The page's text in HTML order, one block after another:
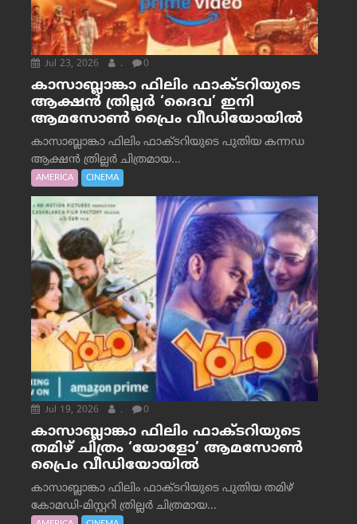
Jul 23, 2026 . 0
കാസാബ്ലാങ്കാ ഫിലിം ഫാക്ടറിയുടെ
ആക്ഷൻ ത്രില്ലർ ‘ദൈവ’ ഇനി
ആമസോൺ പ്രൈം വീഡിയോയിൽ
കാസാബ്ലാങ്കാ ഫിലിം ഫാക്ടറിയുടെ പുതിയ കന്നഡ
ആക്ഷൻ ത്രില്ലർ ചിത്രമായ...
AMERICA CINEMA
Jul 19, 2026 . 0
കാസാബ്ലാങ്കാ ഫിലിം ഫാക്ടറിയുടെ
തമിഴ് ചിത്രം ‘യോളോ’ ആമസോൺ
പ്രൈം വീഡിയോയിൽ
കാസാബ്ലാങ്കാ ഫിലിം ഫാക്ടറിയുടെ പുതിയ തമിഴ്
കോമഡി-മിസ്റ്ററി ത്രില്ലർ ചിത്രമായ...